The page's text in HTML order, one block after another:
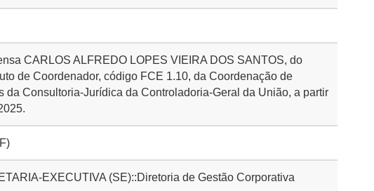
CARLOS ALFREDO LOPES VIEIRA DOS SANTOS, do
de Coordenador, código FCE 1.10, da Coordenação de
da Consultoria-Jurídica da Controladoria-Geral da União, a partir
EXECUTIVA (SE)::Diretoria de Gestão Corporativa